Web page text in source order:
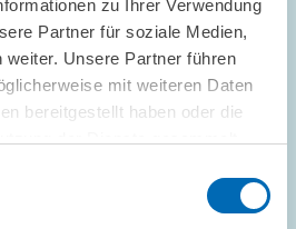
zu Ihrer Verwendung
Partner für soziale Medien,
weiter. Unsere Partner führen
mit weiteren Daten
bereitgestellt haben oder die
-
Unternehmenssteuerreform 1999,